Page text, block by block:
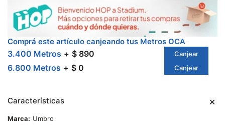
Comprá este artículo canjeando tus Metros OCA
3.400 Metros $ 890 Canjear
6.800 Metros $ 0 Canjear
Características
Marca
Umbro